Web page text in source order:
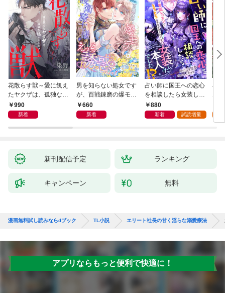
花散らす獣～愛に飢え
たヤクザは、孤独な私
をかき乱す～
990
新着
男を知らない処女です
が、百戦錬磨の爆モテ
護衛騎士様をえっちに
誘惑してみます！
660
新着
占い師に国王への恋心
を相談したら女装した
本人でした！？ 秘密
の官能レッスンでとろ
880
新着 試読増量
小
新刊配信予定 ランキング
キャンペーン 無料
漫画無料試し読みならdブック TL小説 エリート社長の甘く淫らな溺愛療法
アプリならもっと便利で快適に！